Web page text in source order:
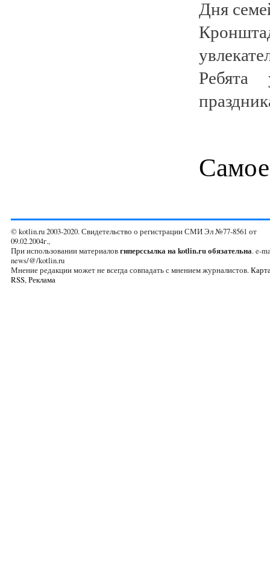
Дня
© kotlin.ru 2003-2020. Свидетельство о регистрации СМИ Эл №77-8561 от
09.02.2004г.,
При использовании материаловгиперссылка на kotlin.ru обязательна. e-
news/@/kotlin.ru
Мнение редакции может не всегда совпадать с мнением журналистов.
RSS,Реклама